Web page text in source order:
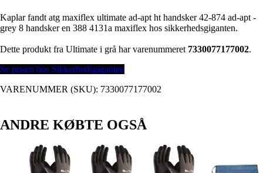
Kaplar fandt atg maxiflex ultimate ad-apt ht handsker 42-874 ad-apt -
grey 8 handsker en 388 4131a maxiflex hos sikkerhedsgiganten.
Dette produkt fra Ultimate i grå har varenummeret 7330077177002.
Se prisen hos Sikkerhedsgiganten
VARENUMMER (SKU): 7330077177002
ANDRE KØBTE OGSÅ